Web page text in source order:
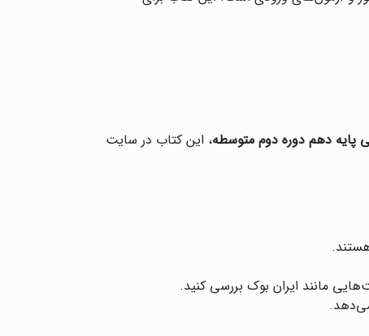
دهم دوره دوم متوسطه، این کتاب در سایت
مانند ایران بوک بررسی کنید.